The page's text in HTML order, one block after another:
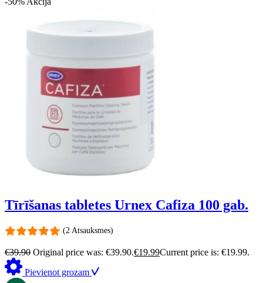
Tīrīšanas tabletes Urnex Cafiza 100 gab.
(2 Atsauksmes)
€39.90 Original price was: €39.90.€19.99Current price is: €19.99.
Pievienot grozam